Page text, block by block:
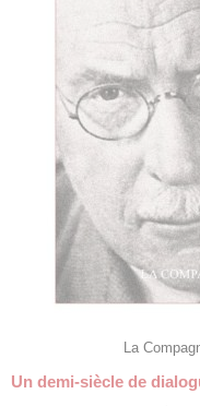
La
Un demi-siècle de